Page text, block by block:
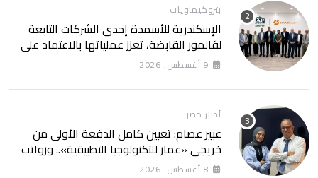
بتروكيماويات
الإسكندرية للأسمدة إحدى الشركات التابعة
لڤالمور القابضة، تعزز عملياتها بالاعتماد على
مع SolarizEgypt
9 أغسطس، 2026
أخبار مصر
عبير عصام: تعيين كامل الدفعة الأولى من
خريجي «عمار للتكنولوجيا التطبيقية».. ورواتب
تصل إلى 13 ألف جنيه
8 أغسطس، 2026